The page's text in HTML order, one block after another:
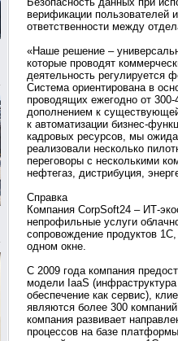
верификации пользователей
ответственности между
«Наше решение –
которые проводят
деятельность регулируется
Система ориентирована в
проводящих ежегодно от
дополнением к
к автоматизации бизнес-
кадровых ресурсов, мы
реализовали несколько
переговоры с несколькими
нефтегаз, дистрибуция,
Справка
Компания CorpSoft24 – ИТ-
непрофильные услуги
сопровождение продуктов
одном окне.
С 2009 года компания
модели IaaS
обеспечение как сервис),
являются более 300
компания развивает
процессов на базе